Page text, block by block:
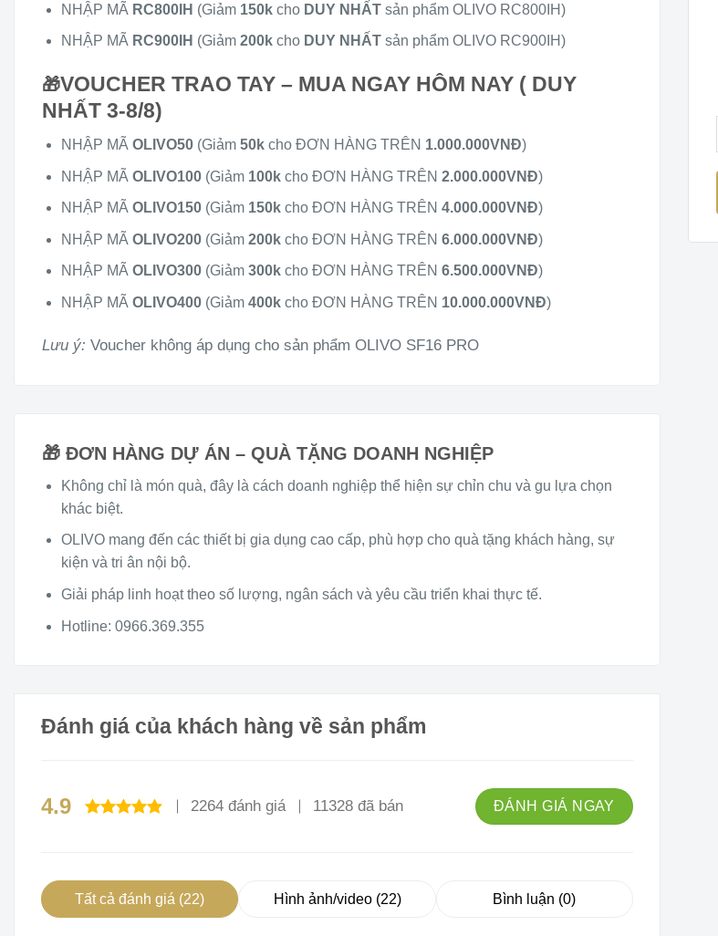
NHẬP MÃ RC800IH (Giảm 150kcho DUY NHẤTsản phẩm OLIVO RC800IH)
NHẬP MÃ RC900IH (Giảm 200kcho DUY NHẤTsản phẩm OLIVO RC900IH)
🎁VOUCHER TRAO TAY – MUA NGAY HÔM NAY ( DUY
NHẤT 3-8/8)
NHẬP MÃ OLIVO50(Giảm 50kcho ĐƠN HÀNG TRÊN 1.000.000VNĐ)
NHẬP MÃ OLIVO100(Giảm 100kcho ĐƠN HÀNG TRÊN 2.000.000VNĐ)
NHẬP MÃ OLIVO150(Giảm 150kcho ĐƠN HÀNG TRÊN 4.000.000VNĐ)
NHẬP MÃ OLIVO200(Giảm 200kcho ĐƠN HÀNG TRÊN 6.000.000VNĐ)
NHẬP MÃ OLIVO300(Giảm 300kcho ĐƠN HÀNG TRÊN 6.500.000VNĐ)
NHẬP MÃ OLIVO400(Giảm 400kcho ĐƠN HÀNG TRÊN 10.000.000VNĐ)
Lưu ý: Voucher không áp dụng cho sản phẩm OLIVO SF16 PRO
🎁 ĐƠN HÀNG DỰ ÁN – QUÀ TẶNG DOANH NGHIỆP
Không chỉ là món quà, đây là cách doanh nghiệp thể hiện sự chỉn chu và gu lựa chọn
khác biệt.
OLIVO mang đến các thiết bị gia dụng cao cấp, phù hợp cho quà tặng khách hàng, sự
kiện và tri ân nội bộ.
Giải pháp linh hoạt theo số lượng, ngân sách và yêu cầu triển khai thực tế.
Hotline: 0966.369.355
Đánh giá của khách hàng về sản phẩm
4.9 2264 đánh giá 11328 đã bán ĐÁNH GIÁ NGAY
Tất cả đánh giá (22) Hình ảnh/video (22) Bình luận (0)